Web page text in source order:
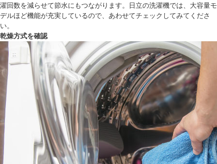
濯回数を減らせて節水にもつながります。日立の洗濯機では、大容量モ
デルほど機能が充実しているので、あわせてチェックしてみてくださ
い。
乾燥方式を確認